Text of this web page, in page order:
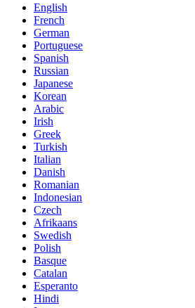
English
French
German
Portuguese
Spanish
Russian
Japanese
Korean
Arabic
Irish
Greek
Turkish
Italian
Danish
Romanian
Indonesian
Czech
Afrikaans
Swedish
Polish
Basque
Catalan
Esperanto
Hindi